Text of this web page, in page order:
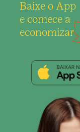
Baixe o App
e comece a
economizar